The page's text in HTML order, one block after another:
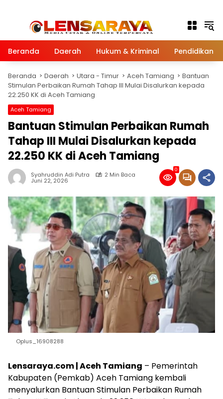
Beranda Daerah Hukum & Kriminal Pendidikan
Beranda Daerah Utara - Timur Aceh Tamiang
Bantuan
Stimulan Perbaikan Rumah Tahap III Mulai Disalurkan kepada
22.250 KK di Aceh Tamiang
Aceh Tamiang
Bantuan Stimulan Perbaikan Rumah
Tahap III Mulai Disalurkan kepada
22.250 KK di Aceh Tamiang
Syahruddin Adi Putra 2 Min Baca
Juni 22, 2026
0
Oplus_16908288
Lensaraya.com | Aceh Tamiang – Pemerintah
Kabupaten (Pemkab) Aceh Tamiang kembali
menyalurkan Bantuan Stimulan Perbaikan Rumah